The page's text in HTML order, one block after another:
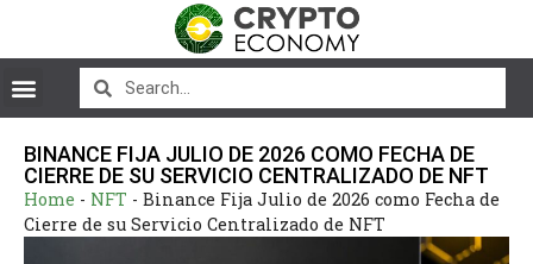
BINANCE FIJA JULIO DE 2026 COMO FECHA DE
CIERRE DE SU SERVICIO CENTRALIZADO DE NFT
Home - NFT - Binance Fija Julio de 2026 como Fecha de
Cierre de su Servicio Centralizado de NFT